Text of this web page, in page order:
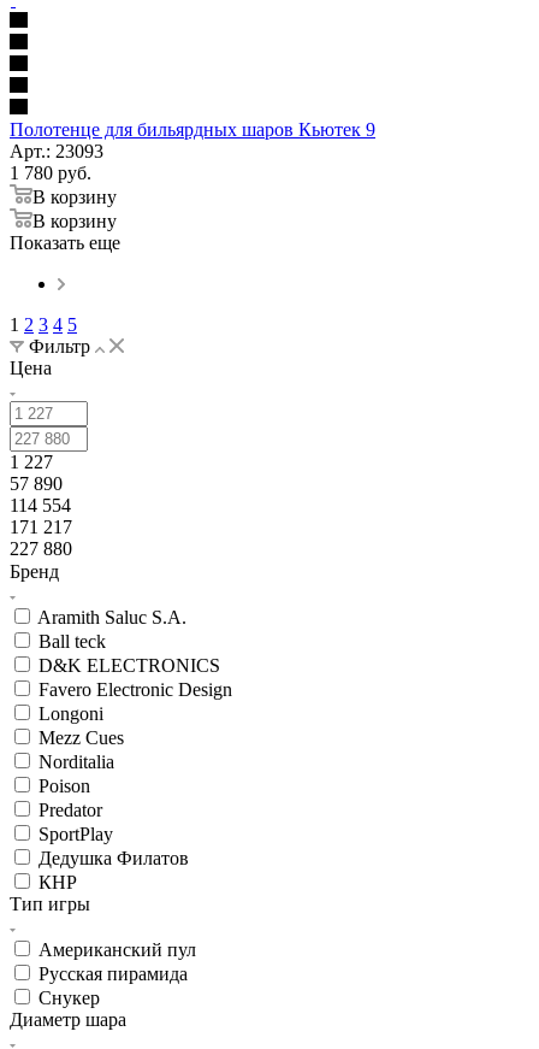
Полотенце для бильярдных шаров Кьютек 9
Арт.: 23093
1 780 руб.
В корзину
В корзину
Показать еще
1 2 3 4 5
Фильтр
Цена
1 227
57 890
114 554
171 217
227 880
Бренд
Aramith Saluc S.A.
Ball teck
D&K ELECTRONICS
Favero Electronic Design
Longoni
Mezz Cues
Norditalia
Poison
Predator
SportPlay
Дедушка Филатов
КНР
Тип игры
Американский пул
Русская пирамида
Снукер
Диаметр шара